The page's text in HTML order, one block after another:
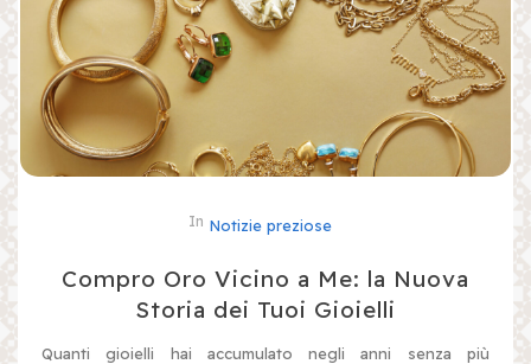
In Notizie preziose
Compro Oro Vicino a Me: la Nuova
Storia dei Tuoi Gioielli
Quanti gioielli hai accumulato negli anni senza più